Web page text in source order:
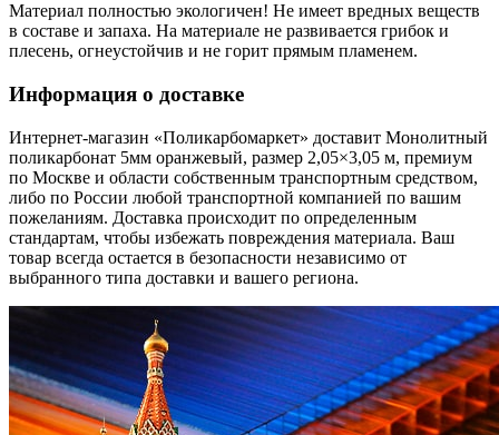
Материал полностью экологичен! Не имеет вредных веществ
в составе и запаха. На материале не развивается грибок и
плесень, огнеустойчив и не горит прямым пламенем.
Информация о доставке
Интернет-магазин «Поликарбомаркет» доставит Монолитный
поликарбонат 5мм оранжевый, размер 2,05×3,05 м, премиум
по Москве и области собственным транспортным средством,
либо по России любой транспортной компанией по вашим
пожеланиям. Доставка происходит по определенным
стандартам, чтобы избежать повреждения материала. Ваш
товар всегда остается в безопасности независимо от
выбранного типа доставки и вашего региона.